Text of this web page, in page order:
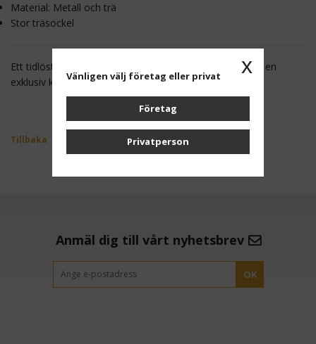
Material: Metall och trä
Stor träsockel
Ett tidlöst golfpris som kombinerar klassisk design med en
exklusiv känsla ⛳
Tillbaka
Anmäl dig till vårt nyhetsbrev
OK
x
Vänligen välj företag eller privat
Företag
Privatperson